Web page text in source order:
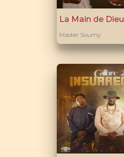
La Main de Dieu
Master Soumy